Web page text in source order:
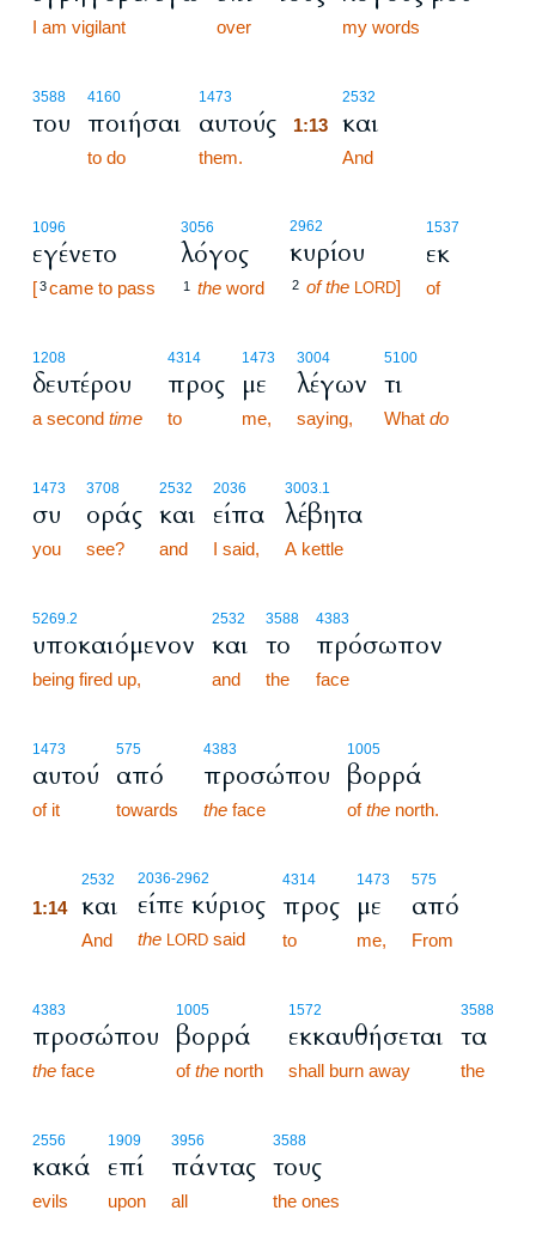
I am vigilant over my words
3588
του
4160
ποιήσαι
to do
1473
αυτούς
them.
2532
1:13 και
And
1096
εγένετο
[3came to pass
3056
λόγος
1 the word
2962
κυρίου
2 of the LORD]
1537
εκ
of
1208
δευτέρου
a second time
4314
προς
to
1473
με
me,
3004
λέγων
saying,
5100
τι
What do
1473
συ
you
3708
οράς
see?
2532
και
and
2036
είπα
I said,
3003.1
λέβητα
A kettle
5269.2
υποκαιόμενον
being fired up,
2532
και
and
3588
το
the
4383
πρόσωπον
face
1473
αυτού
of it
575
από
towards
4383
προσώπου
the face
1005
βορρά
ofthe north.
2532
1:14 και
And
2036-2962
είπε κύριος
the LORD said
4314
προς
to
1473
με
me,
575
από
From
4383
προσώπου
the face
1005
βορρά
ofthe north
1572
εκκαυθήσεται
shall burn away
3588
τα
the
2556
κακά
evils
1909
επί
upon
3956
πάντας
all
3588
τους
the ones